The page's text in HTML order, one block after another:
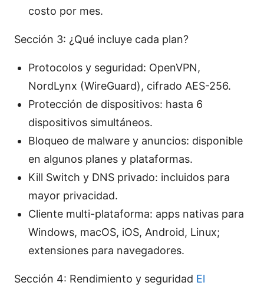
costo por mes.
Sección 3: ¿Qué incluye cada plan?
Protocolos y seguridad: OpenVPN,
NordLynx (WireGuard), cifrado AES-256.
Protección de dispositivos: hasta 6
dispositivos simultáneos.
Bloqueo de malware y anuncios: disponible
en algunos planes y plataformas.
Kill Switch y DNS privado: incluidos para
mayor privacidad.
Cliente multi-plataforma: apps nativas para
Windows, macOS, iOS, Android, Linux;
extensiones para navegadores.
Sección 4: Rendimiento y seguridad El